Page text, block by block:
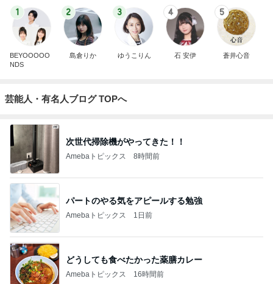
1
BEYOOOOO
NDS
2
島倉りか
3
ゆうこりん
4
石 安伊
5
蒼井心音
芸能人・有名人ブログ TOPへ
次世代掃除機がやってきた！！
Amebaトピックス 8時間前
パートのやる気をアピールする勉強
Amebaトピックス 1日前
どうしても食べたかった薬膳カレー
Amebaトピックス 16時間前